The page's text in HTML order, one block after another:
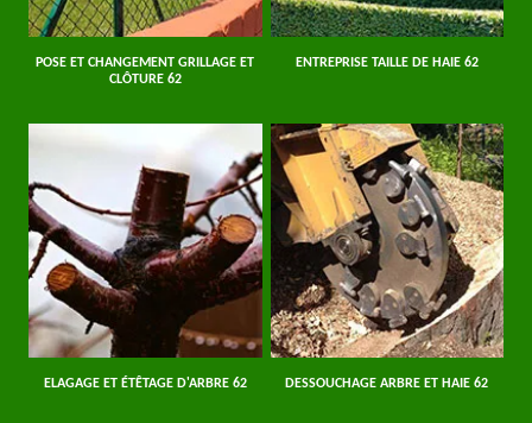
POSE ET CHANGEMENT GRILLAGE ET
CLÔTURE 62
ENTREPRISE TAILLE DE HAIE 62
ELAGAGE ET ÉTÊTAGE D'ARBRE 62 DESSOUCHAGE ARBRE ET HAIE 62